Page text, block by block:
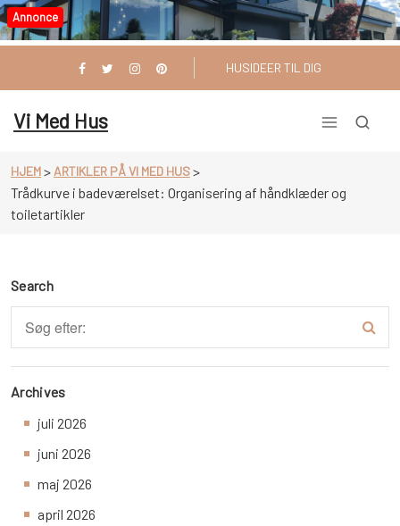
Videre
til
Annonce
HUSIDEER TIL DIG
Vi Med Hus
HJEM> ARTIKLER PÅ VI MED HUS>
Trådkurve i badeværelset: Organisering af håndklæder og
toiletartikler
Search
Archives
juli 2026
juni 2026
maj 2026
april 2026